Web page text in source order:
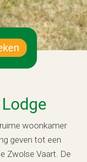
woonkamer
geven tot een
Zwolse Vaart. De